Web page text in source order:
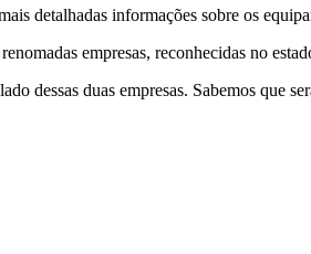
detalhadas informações sobre os
empresas, reconhecidas no
dessas duas empresas. Sabemos que